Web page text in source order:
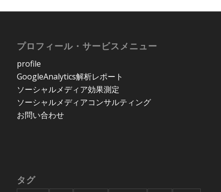
プロフィール・サービスメニュー
profile
GoogleAnalytics解析レポート
ソーシャルメディア効果測定
ソーシャルメディアコンサルティング
お問い合わせ
タグ